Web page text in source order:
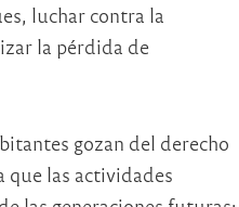
luchar contra la
la pérdida de
gozan del derecho
que las actividades